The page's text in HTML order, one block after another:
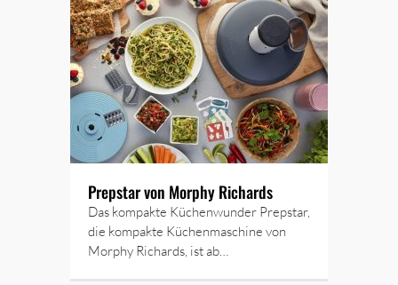
Prepstar von Morphy Richards
Das kompakte Küchenwunder Prepstar,
die kompakte Küchenmaschine von
Morphy Richards, ist ab…